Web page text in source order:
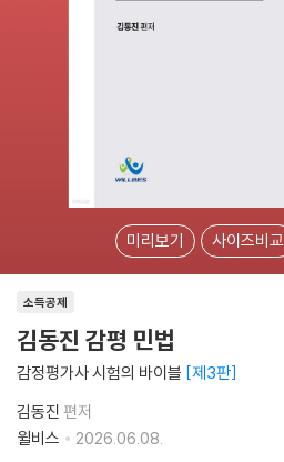
미리보기 사이즈비교
소득공제
김동진 감평 민법
감정평가사 시험의 바이블 제3판
김동진 편저
윌비스
2026.06.08.